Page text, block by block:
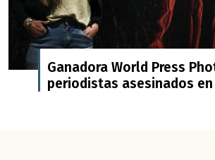
Ganadora World Press
periodistas asesinados en